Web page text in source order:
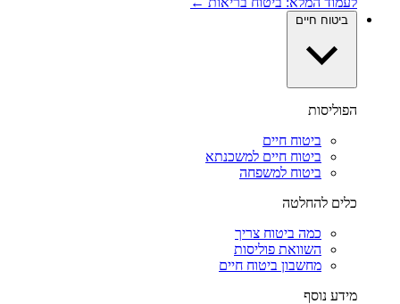
ביטוח חיים
הפוליסות
ביטוח חיים
ביטוח חיים למשכנתא
ביטוח למשפחה
כלים להחלטה
כמה ביטוח צריך
השוואת פוליסות
מחשבון ביטוח חיים
מידע נוסף